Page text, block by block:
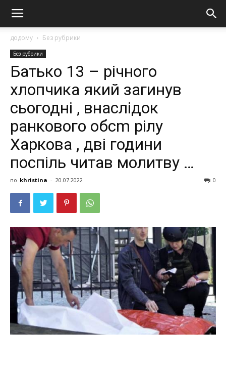
додому Без рубрики
Без рубрики
Батько 13 – річного
хлопчика який загинув
сьогодні , внаслідок
ранкового обсm рілу
Харкова , дві години
поспіль читав молитву …
по khristina - 20.07.2022 0